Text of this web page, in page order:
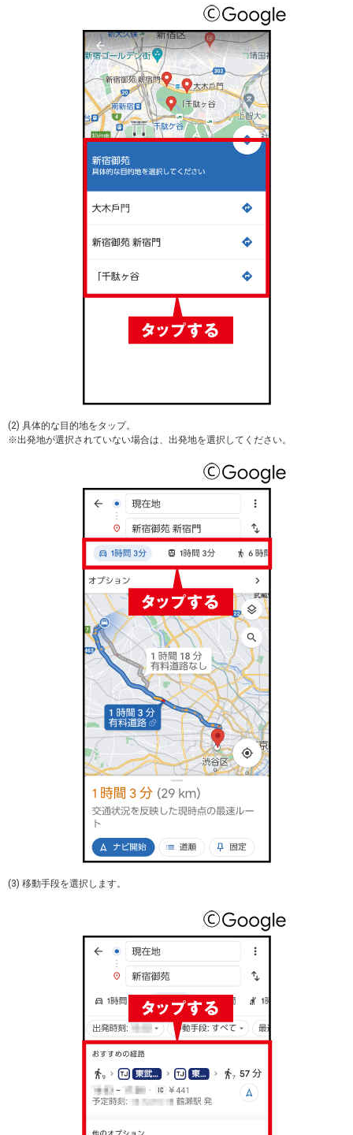
(2) 具体的な目的地をタップ。
※出発地が選択されていない場合は、出発地を選択してください。
(3) 移動手段を選択します。